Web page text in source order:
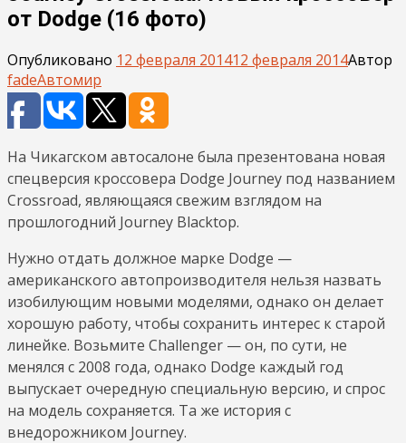
от Dodge (16 фото)
Опубликовано 12 февраля 201412 февраля 2014Автор
fadeАвтомир
На Чикагском автосалоне была презентована новая
спецверсия кроссовера Dodge Journey под названием
Crossroad, являющаяся свежим взглядом на
прошлогодний Journey Blacktop.
Нужно отдать должное марке Dodge —
американского автопроизводителя нельзя назвать
изобилующим новыми моделями, однако он делает
хорошую работу, чтобы сохранить интерес к старой
линейке. Возьмите Challenger — он, по сути, не
менялся с 2008 года, однако Dodge каждый год
выпускает очередную специальную версию, и спрос
на модель сохраняется. Та же история с
внедорожником Journey.